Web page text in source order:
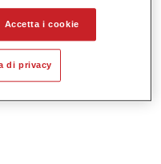
Accetta i cookie
di privacy